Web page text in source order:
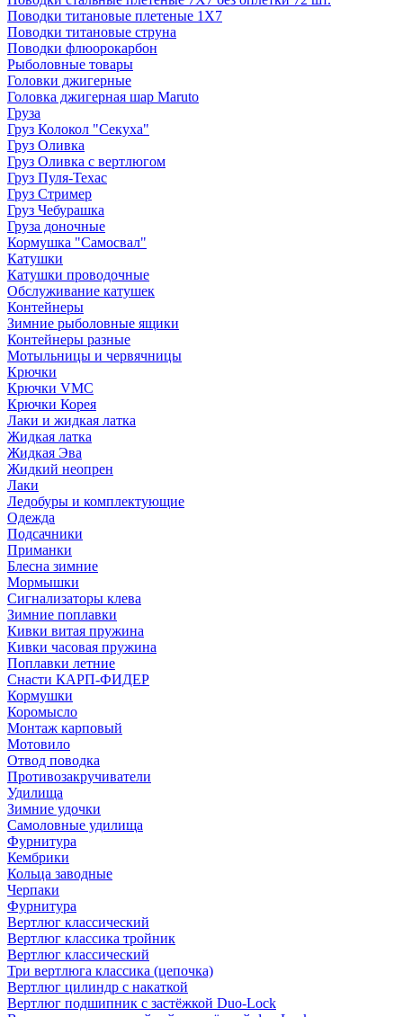
Поводки титановые плетеные 1X7
Поводки титановые струна
Поводки флюорокарбон
Рыболовные товары
Головки джигерные
Головка джигерная шар Maruto
Груза
Груз Колокол "Секуха"
Груз Оливка
Груз Оливка с вертлюгом
Груз Пуля-Техас
Груз Стример
Груз Чебурашка
Груза доночные
Кормушка "Самосвал"
Катушки
Катушки проводочные
Обслуживание катушек
Контейнеры
Зимние рыболовные ящики
Контейнеры разные
Мотыльницы и червячницы
Крючки
Крючки VMC
Крючки Корея
Лаки и жидкая латка
Жидкая латка
Жидкая Эва
Жидкий неопрен
Лаки
Ледобуры и комплектующие
Одежда
Подсачники
Приманки
Блесна зимние
Мормышки
Сигнализаторы клева
Зимние поплавки
Кивки витая пружина
Кивки часовая пружина
Поплавки летние
Снасти КАРП-ФИДЕР
Кормушки
Коромысло
Монтаж карповый
Мотовило
Отвод поводка
Противозакручиватели
Удилища
Зимние удочки
Самоловные удилища
Фурнитура
Кембрики
Кольца заводные
Черпаки
Фурнитура
Вертлюг классический
Вертлюг классика тройник
Вертлюг классический
Три вертлюга классика (цепочка)
Вертлюг цилиндр с накаткой
Вертлюг подшипник с застёжкой Duo-Lock